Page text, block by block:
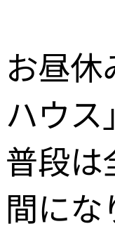
お昼
ハウ
普段は
間にな